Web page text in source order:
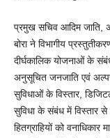
प्रमुख सचिव आदिम जाति,
बोरा ने विभागीय
दीर्घकालिक योजनाओं के
अनुसूचित जनजाति एवं
सुविधाओं के विस्तार,
सुविधा के संबंध में विस्तार
हितग्राहियों को